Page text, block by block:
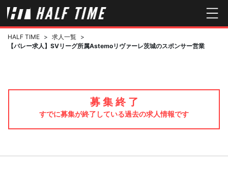
HALF TIME > 求人一覧 >
【バレー求人】SVリーグ所属Astemoリヴァーレ茨城のスポンサー営業
募 集 終 了
すでに募集が終了している過去の求人情報です